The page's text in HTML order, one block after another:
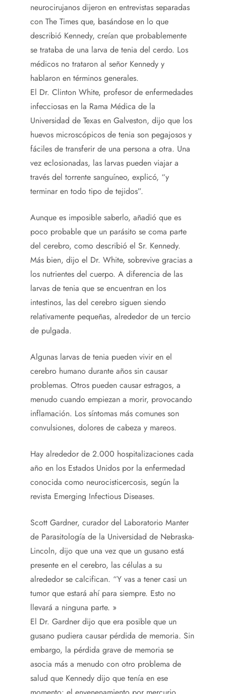
neurocirujanos dijeron en entrevistas separadas
con The Times que, basándose en lo que
describió Kennedy, creían que probablemente
se trataba de una larva de tenia del cerdo. Los
médicos no trataron al señor Kennedy y
hablaron en términos generales.
El Dr. Clinton White, profesor de enfermedades
infecciosas en la Rama Médica de la
Universidad de Texas en Galveston, dijo que los
huevos microscópicos de tenia son pegajosos y
fáciles de transferir de una persona a otra. Una
vez eclosionadas, las larvas pueden viajar a
través del torrente sanguíneo, explicó, “y
terminar en todo tipo de tejidos”.
Aunque es imposible saberlo, añadió que es
poco probable que un parásito se coma parte
del cerebro, como describió el Sr. Kennedy.
Más bien, dijo el Dr. White, sobrevive gracias a
los nutrientes del cuerpo. A diferencia de las
larvas de tenia que se encuentran en los
intestinos, las del cerebro siguen siendo
relativamente pequeñas, alrededor de un tercio
de pulgada.
Algunas larvas de tenia pueden vivir en el
cerebro humano durante años sin causar
problemas. Otros pueden causar estragos, a
menudo cuando empiezan a morir, provocando
inflamación. Los síntomas más comunes son
convulsiones, dolores de cabeza y mareos.
Hay alrededor de 2.000 hospitalizaciones cada
año en los Estados Unidos por la enfermedad
conocida como neurocisticercosis, según la
revista Emerging Infectious Diseases.
Scott Gardner, curador del Laboratorio Manter
de Parasitología de la Universidad de Nebraska-
Lincoln, dijo que una vez que un gusano está
presente en el cerebro, las células a su
alrededor se calcifican. “Y vas a tener casi un
tumor que estará ahí para siempre. Esto no
llevará a ninguna parte. »
El Dr. Gardner dijo que era posible que un
gusano pudiera causar pérdida de memoria. Sin
embargo, la pérdida grave de memoria se
asocia más a menudo con otro problema de
salud que Kennedy dijo que tenía en ese